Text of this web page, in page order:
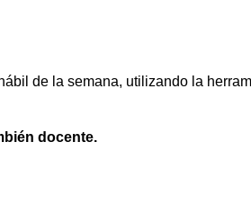
de la semana, utilizando la
docente.